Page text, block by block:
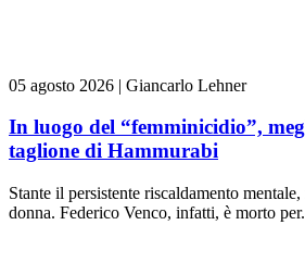
05 agosto 2026 | Giancarlo Lehner
In luogo del “femminicidio”,
taglione di Hammurabi
Stante il persistente riscaldamento
donna. Federico Venco, infatti, è morto